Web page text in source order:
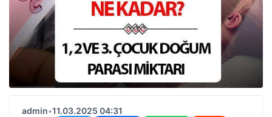
admin•11.03.2025 04:31